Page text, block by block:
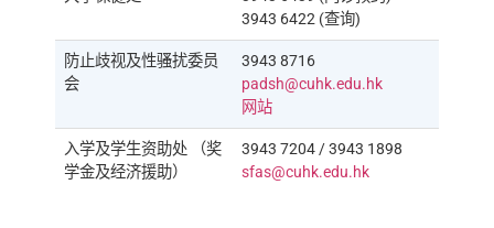
3943 6422 (查询)
防止歧视及性骚扰委员
会
3943 8716
padsh@cuhk.edu.hk
网站
入学及学生资助处 （奖
学金及经济援助）
3943 7204 / 3943 1898
sfas@cuhk.edu.hk